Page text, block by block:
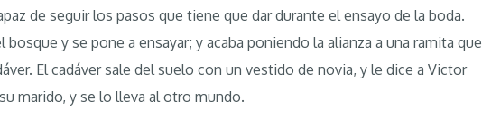
de seguir los pasos que tiene que dar durante el ensayo de la boda.
bosque y se pone a ensayar; y acaba poniendo la alianza a una ramita que
El cadáver sale del suelo con un vestido de novia, y le dice a Victor
marido, y se lo lleva al otro mundo.